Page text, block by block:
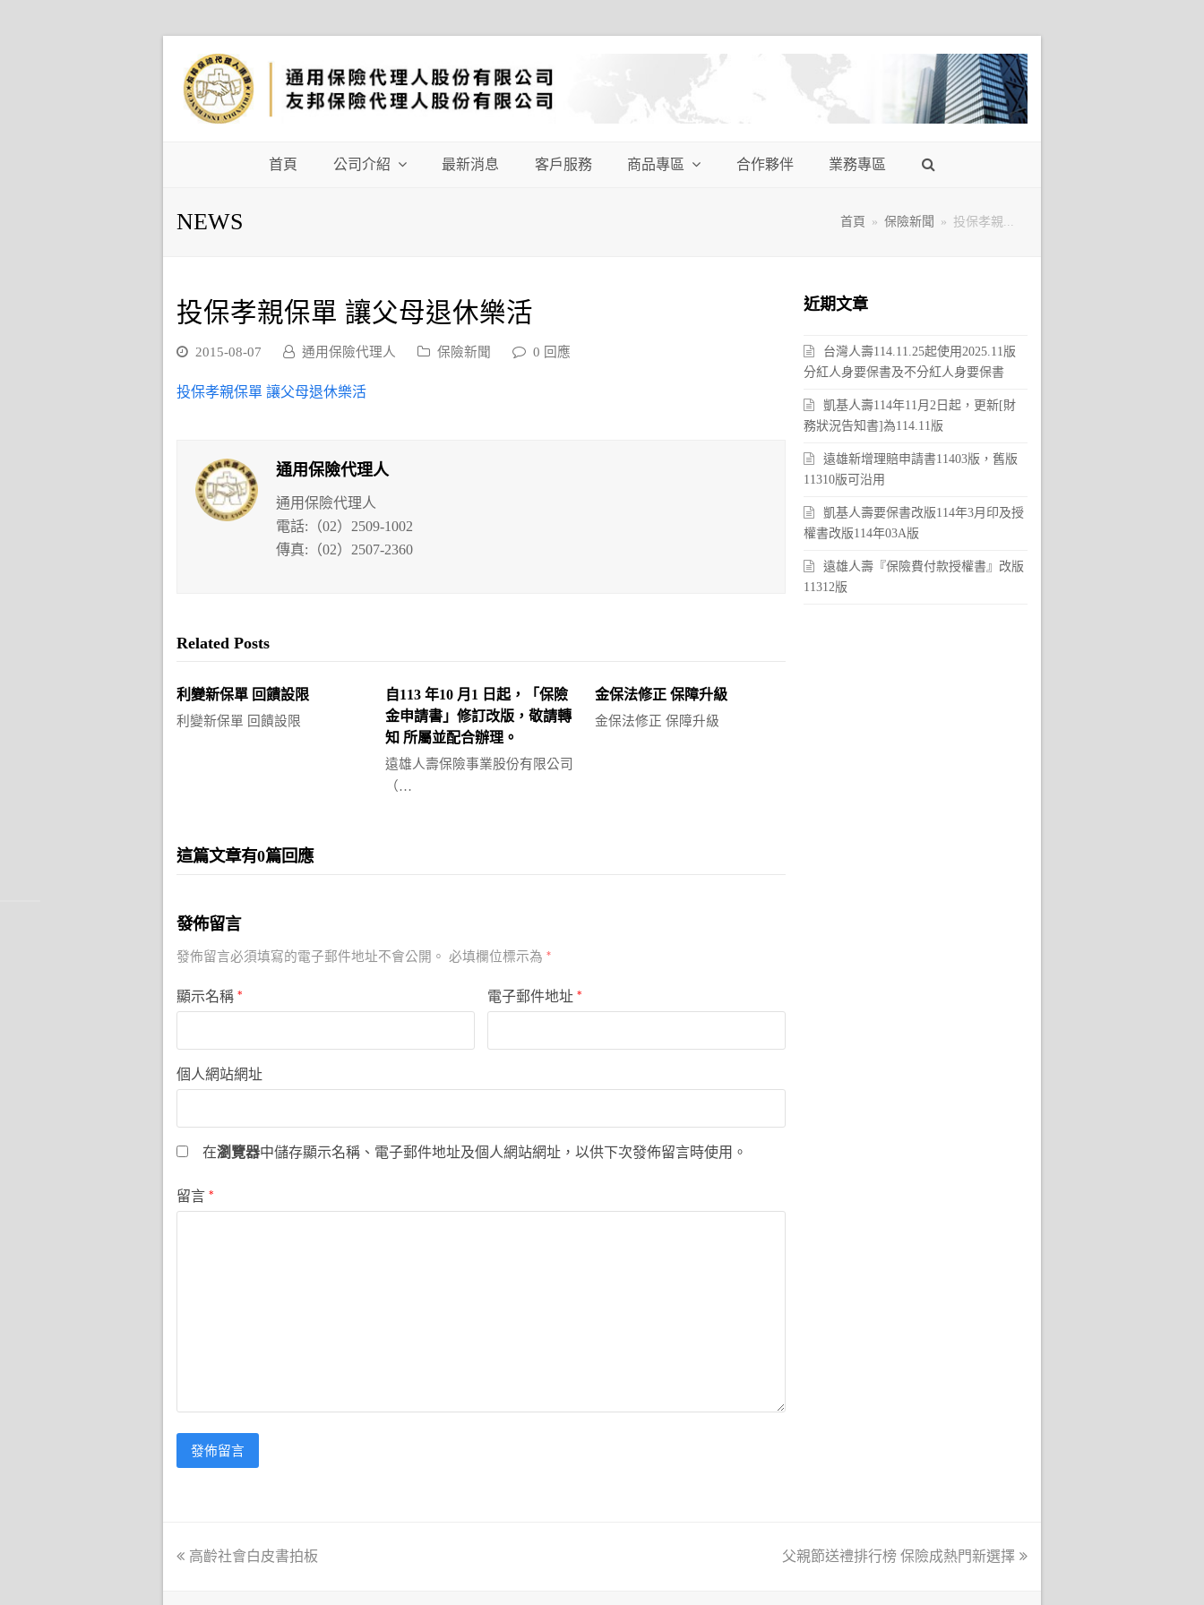
首頁 公司介紹 最新消息 客戶服務 商品專區 合作夥伴 業務專區
NEWS 首頁 » 保險新聞 » 投保孝親...
投保孝親保單 讓父母退休樂活
2015-08-07 通用保險代理人 保險新聞 0 回應
投保孝親保單 讓父母退休樂活
通用保險代理人
通用保險代理人
電話:（02）2509-1002
傳真:（02）2507-2360
Related Posts
利變新保單 回饋設限
利變新保單 回饋設限
自113 年10 月1 日起，「保險
金申請書」修訂改版，敬請轉
知 所屬並配合辦理。
遠雄人壽保險事業股份有限公司
（…
金保法修正 保障升級
金保法修正 保障升級
這篇文章有0篇回應
發佈留言
發佈留言必須填寫的電子郵件地址不會公開。 必填欄位標示為 *
顯示名稱 * 電子郵件地址 *
個人網站網址
在瀏覽器中儲存顯示名稱、電子郵件地址及個人網站網址，以供下次發佈留言時使用。
留言 *
近期文章
台灣人壽114.11.25起使用2025.11版
分紅人身要保書及不分紅人身要保書
凱基人壽114年11月2日起，更新[財
務狀況告知書]為114.11版
遠雄新增理賠申請書11403版，舊版
11310版可沿用
凱基人壽要保書改版114年3月印及授
權書改版114年03A版
遠雄人壽『保險費付款授權書』改版
11312版
previous
高齡社會白皮書拍板
next
父親節送禮排行榜 保險成熱門新選擇